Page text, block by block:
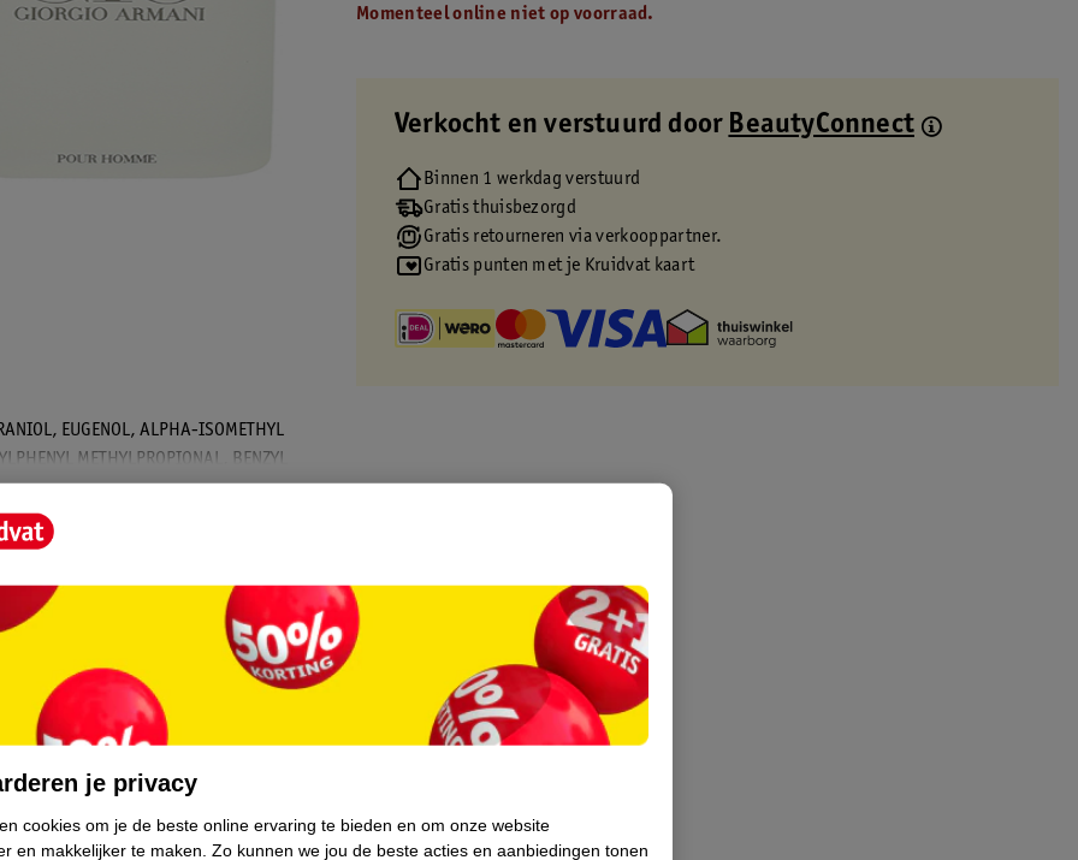
EUGENOL, ALPHA-ISOMETHYL
METHYLPROPIONAL, BENZYL
Momenteel online niet op voorraad.
Verkocht en verstuurd door BeautyConnect
Binnen 1 werkdag verstuurd
Gratis thuisbezorgd
Gratis retourneren via verkooppartner.
Gratis punten met je Kruidvat kaart
je privacy
cookies om je de beste online ervaring te bieden en om onze website
en makkelijker te maken. Zo kunnen we jou de beste acties en aanbiedingen tonen